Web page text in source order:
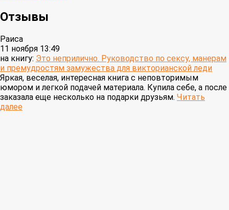
Отзывы
Раиса
11 ноября 13:49
на книгу: Это неприлично. Руководство по сексу, манерам
и премудростям замужества для викторианской леди
Яркая, веселая, интересная книга с неповторимым
юмором и легкой подачей материала. Купила себе, а после
заказала еще несколько на подарки друзьям. Читать
далее